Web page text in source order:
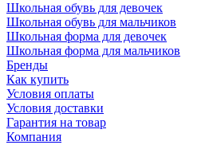
Школьная обувь для девочек
Школьная обувь для мальчиков
Школьная форма для девочек
Школьная форма для мальчиков
Бренды
Как купить
Условия оплаты
Условия доставки
Гарантия на товар
Компания